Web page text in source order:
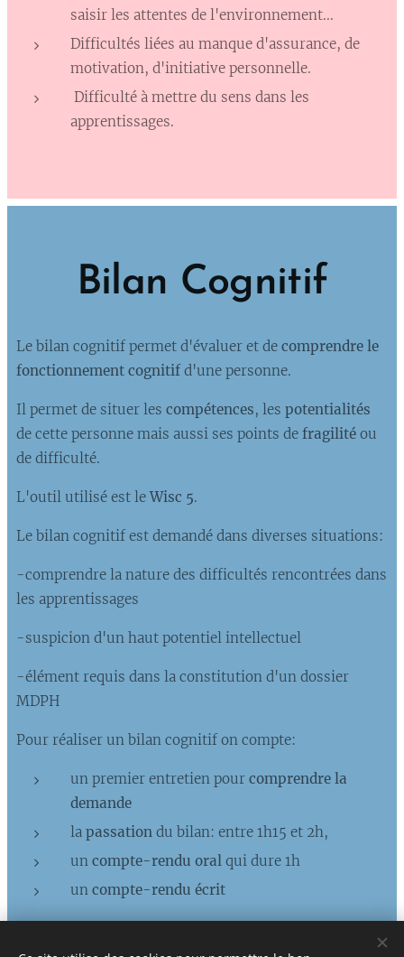
saisir les attentes de l'environnement...
Difficultés liées au manque d'assurance, de
motivation, d'initiative personnelle.
Difficulté à mettre du sens dans les
apprentissages.
Bilan Cognitif
Le bilan cognitif permet d'évaluer et de comprendre le
fonctionnement cognitifd'une personne.
Il permet de situer les compétences, les potentialités
de cette personne mais aussi ses points de fragilité ou
de difficulté.
L'outil utilisé est leWisc 5.
Le bilan cognitif est demandé dans diverses situations:
-comprendre la nature des difficultés rencontrées dans
les apprentissages
-suspicion d'un haut potentiel intellectuel
-élément requis dans la constitution d'un dossier
MDPH
Pour réaliser un bilan cognitif on compte:
un premier entretien pour comprendre la
demande
la passation du bilan: entre 1h15 et 2h,
un compte-rendu oral qui dure 1h
un compte-rendu écrit